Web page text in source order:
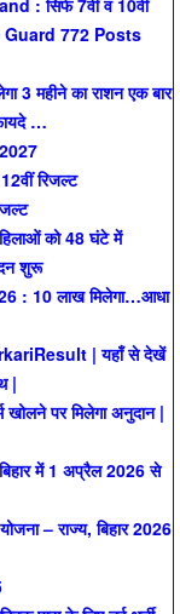
: सिर्फ 7वीं व 10वीं
Guard 772 Posts
महीने का राशन एक बार
…
रिजल्ट
को 48 घंटे में
शुरू
: 10 लाख मिलेगा…आधा
| यहाँ से देखें
|
पर मिलेगा अनुदान |
में 1 अप्रैल 2026 से
– राज्य, बिहार 2026